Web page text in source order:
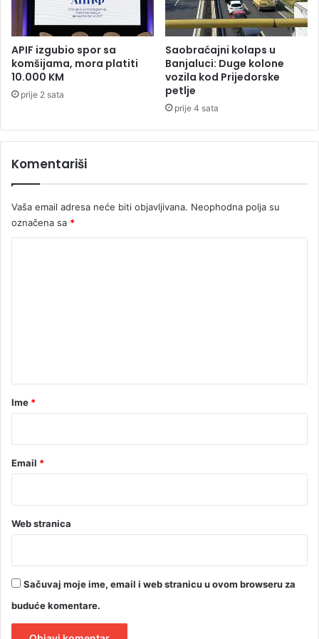
s
t
:
O
a
a
l
o
v
APIF izgubio spor sa
komšijama, mora platiti
10.000 KM
prije 2 sata
Saobraćajni kolaps u
Banjaluci: Duge kolone
vozila kod Prijedorske
petlje
prije 4 sata
Komentariši
Vaša email adresa neće biti objavljivana. Neophodna polja su
označena sa *
rIme *
Email *
Web stranica
Sačuvaj moje ime, email i web stranicu u ovom browseru za
buduće komentare.